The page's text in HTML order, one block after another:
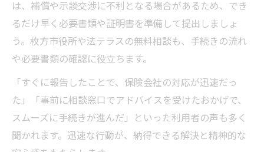
は、補償や示談交渉に不利となる場合があるため、でき
るだけ早く必要書類や証明書を準備して提出しましょ
う。枚方市役所や法テラスの無料相談も、手続きの流れ
や必要書類の確認に役立ちます。
「すぐに報告したことで、保険会社の対応が迅速だっ
た」「事前に相談窓口でアドバイスを受けたおかげで、
スムーズに手続きが進んだ」といった利用者の声も多く
聞かれます。迅速な行動が、納得できる解決と精神的な